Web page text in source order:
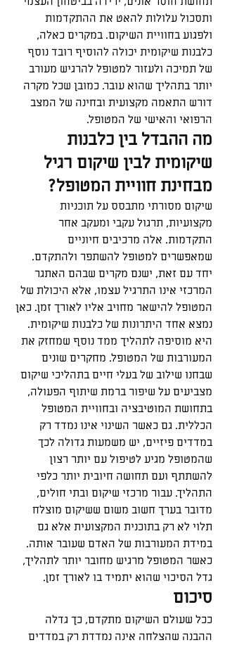
ותסכול עלולות להאט את ההתקדמות
ולפגוע בחוויית השיקום. במקרים כאלה,
כלבנות שיקומית יכולה להוסיף רובד נוסף
של תמיכה ולעזור למטופל להרגיש מעורב
יותר בתהליך שהוא עובר. כמובן שכל מקרה
דורש התאמה מקצועית ובחינה של המצב
הרפואי והאישי של המטופל.
מה ההבדל בין כלבנות
שיקומית לבין שיקום רגיל
מבחינת חוויית המטופל?
שיקום מסורתי מתבסס על תוכניות
מקצועיות, תרגול עקבי ומעקב אחר
התקדמות. אלה מרכיבים חיוניים
שמאפשרים למטופל להשתפר ולהתקדם.
יחד עם זאת, ישנם מקרים שבהם האתגר
המרכזי אינו התרגיל עצמו, אלא היכולת של
המטופל להישאר מחויב אליו לאורך זמן. כאן
נמצא אחד היתרונות של כלבנות שיקומית.
היא מוסיפה לתהליך ממד נוסף שמחזק את
המעורבות של המטופל. מחקרים שונים
שבחנו שילוב של בעלי חיים בתהליכי שיקום
מצביעים על שיפור ברמת שיתוף הפעולה,
בתחושת המוטיבציה ובחוויית המטופל
הכללית. גם כאשר השינוי אינו נמדד רק
במדדים פיזיים, יש משמעות גדולה לכך
שהמטופל מגיע לטיפול עם יותר רצון
להשתתף ועם תחושה חיובית יותר כלפי
התהליך. עבור מרכזי שיקום ובתי חולים,
מדובר בערך חשוב משום ששיקום מוצלח
תלוי לא רק בתוכנית המקצועית אלא גם
במידת המעורבות של האדם שעובר אותה.
כאשר המטופל מרגיש מחובר יותר לתהליך,
גדל הסיכוי שהוא יתמיד בו לאורך זמן.
סיכום
ככל שעולם השיקום מתקדם, כך גדלה
ההבנה שהצלחה אינה נמדדת רק במדדים